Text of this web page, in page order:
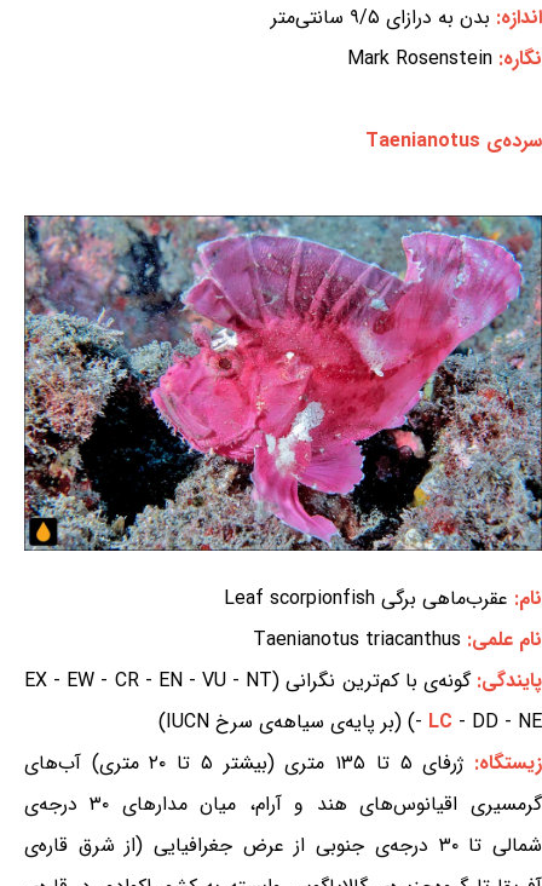
اندازه: بدن به درازای ۹/۵ سانتی‌متر
نگاره: Mark Rosenstein
سرده‌ی Taenianotus
نام: عقرب‌ماهی برگی Leaf scorpionfish
نام علمی: Taenianotus triacanthus
پایندگی:
گونه‌ی با کم‌ترین نگرانی (EX - EW - CR - EN - VU - NT
- LC - DD - NE) (بر پایه‌ی سیاهه‌ی سرخ IUCN)
زیستگاه:
ژرفای ۵ تا ۱۳۵ متری (بیشتر ۵ تا ۲۰ متری) آب‌های
گرمسیری اقیانوس‌های هند و آرام، میان مدارهای ۳۰ درجه‌ی
شمالی تا ۳۰ درجه‌ی جنوبی از عرض جغرافیایی (از شرق قاره‌ی